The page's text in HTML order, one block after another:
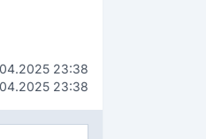
23:38
23:38